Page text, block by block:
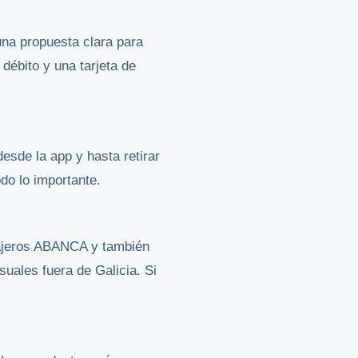
propuesta clara para
y una tarjeta de
la app y hasta retirar
lo importante.
ABANCA y también
fuera de Galicia. Si